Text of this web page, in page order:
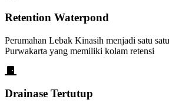
Retention Waterpond
Perumahan Lebak Kinasih menjadi satu
Purwakarta yang memiliki kolam retensi
Drainase Tertutup